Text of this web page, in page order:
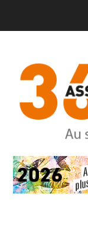
latérale
principale
360
Au
service
de